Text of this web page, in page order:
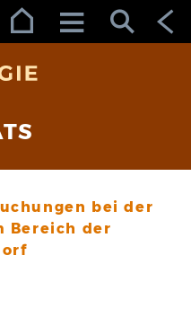
bei der
Bereich der